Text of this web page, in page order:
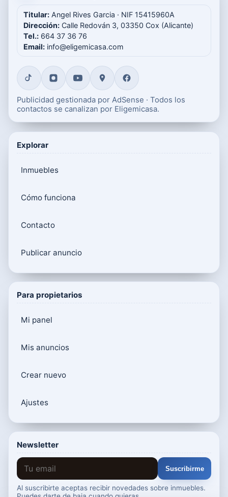
Titular: Angel Rives Garcia · NIF 15415960A
Dirección: Calle Redován 3, 03350 Cox (Alicante)
Tel.: 664 37 36 76
Email: info@eligemicasa.com
Publicidad gestionada por AdSense · Todos los
contactos se canalizan por Eligemicasa.
Explorar
Inmuebles
Cómo funciona
Contacto
Publicar anuncio
Para propietarios
Mi panel
Mis anuncios
Crear nuevo
Ajustes
Newsletter
Suscribirme
Al suscribirte aceptas recibir novedades sobre inmuebles.